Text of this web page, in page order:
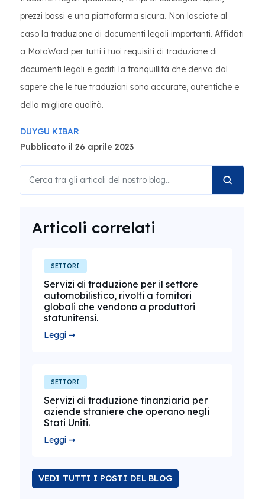
prezzi bassi e una piattaforma sicura. Non lasciate al
caso la traduzione di documenti legali importanti. Affidati
a MotaWord per tutti i tuoi requisiti di traduzione di
documenti legali e goditi la tranquillità che deriva dal
sapere che le tue traduzioni sono accurate, autentiche e
della migliore qualità.
DUYGU KIBAR
Pubblicato il 26 aprile 2023
Articoli correlati
SETTORI
Servizi di traduzione per il settore
automobilistico, rivolti a fornitori
globali che vendono a produttori
statunitensi.
Leggi ➞
SETTORI
Servizi di traduzione finanziaria per
aziende straniere che operano negli
Stati Uniti.
Leggi ➞
VEDI TUTTI I POSTI DEL BLOG